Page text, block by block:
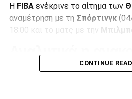
Η FIBA ενέκρινε το αίτημα των
αναμέτρηση με τη Σπόρτινγκ
18:00 και το ματς με την
Αναλυτικά η
ΚΑΕ ΠΑΟΚ:
CONTINUE